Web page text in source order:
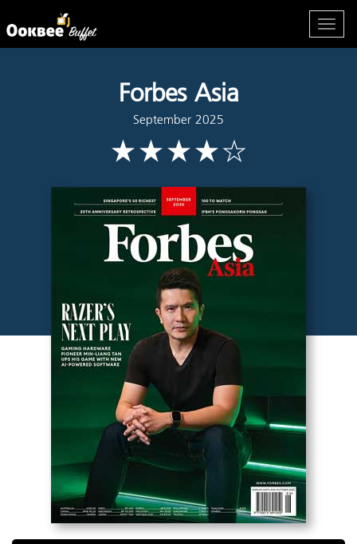
Forbes Asia
September 2025